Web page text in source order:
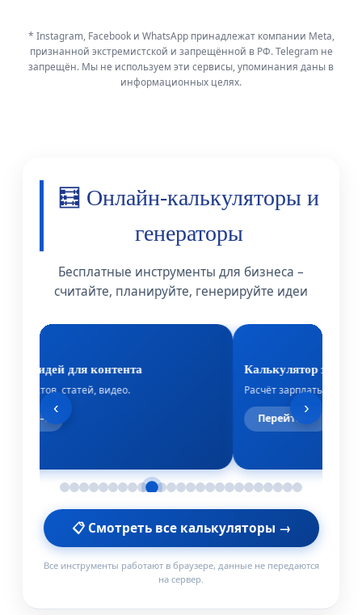
* Instagram, Facebook и WhatsApp принадлежат компании Meta,
признанной экстремистской и запрещённой в РФ. Telegram не
запрещён. Мы не используем эти сервисы, упоминания даны в
информационных целях.
🧮 Онлайн-калькуляторы и
генераторы
Бесплатные инструменты для бизнеса –
считайте, планируйте, генерируйте идеи
идей для контента
для постов, статей, видео.
→
Калькулятор
Расчёт зарплаты, НДФЛ
Перейти →
‹ ›
📋 Смотреть все калькуляторы →
Все инструменты работают в браузере, данные не передаются
на сервер.